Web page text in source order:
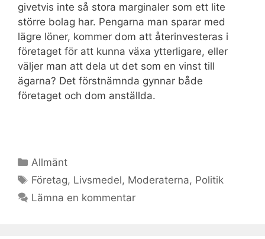
givetvis inte så stora marginaler som ett lite
större bolag har. Pengarna man sparar med
lägre löner, kommer dom att återinvesteras i
företaget för att kunna växa ytterligare, eller
väljer man att dela ut det som en vinst till
ägarna? Det förstnämnda gynnar både
företaget och dom anställda.
Kategorier
Allmänt
Etiketter
Företag, Livsmedel, Moderaterna, Politik
Lämna en kommentar